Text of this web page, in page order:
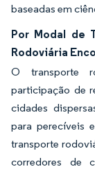
baseadas em
Por Modal de
Rodoviária
O transporte
participação de
cidades
para perecíveis
transporte
corredores de